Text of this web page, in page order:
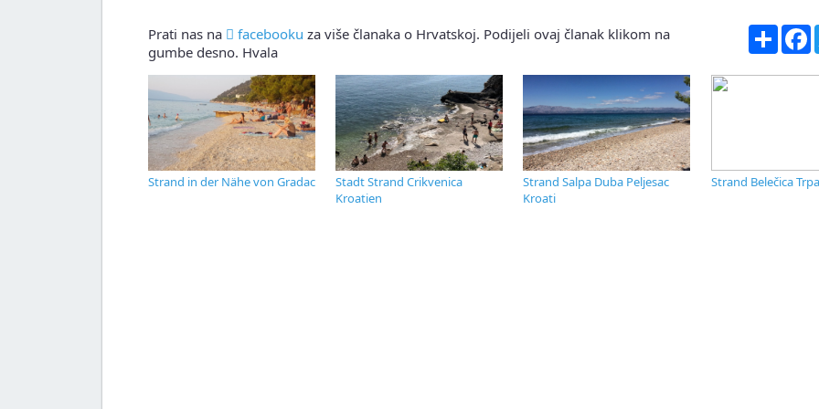
Prati nas na facebooku za više članaka o Hrvatskoj. Podijeli ovaj članak klikom na
gumbe desno. Hvala
Share
Strand in der Nähe von Gradac
Stadt Strand Crikvenica
Kroatien
Strand Salpa Duba Peljesac
Kroati
Strand Belečica